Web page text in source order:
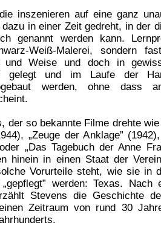
inszenieren auf eine ganz
in einer Zeit gedreht, in der
genannt werden kann.
Weiß-Malerei, sondern
und Weise und doch in
gelegt und im Laufe der
werden, ohne dass
der so bekannte Filme drehte
„Zeuge der Anklage”
„Das Tagebuch der Anne
hinein in einen Staat der
Vorurteile steht, wie sie in
werden: Texas. Nach
Stevens die Geschichte
Zeitraum von rund 30